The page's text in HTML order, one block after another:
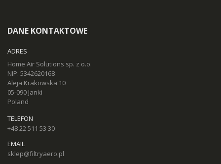
DANE KONTAKTOWE
ADRES
Home Air Solutions sp. z o.o.
NIP: 5342620168
Aleja Krakowska 10
05-090 Janki
Poland
TELEFON
+48 22 511 53 30
EMAIL
sklep@filtryaero.pl